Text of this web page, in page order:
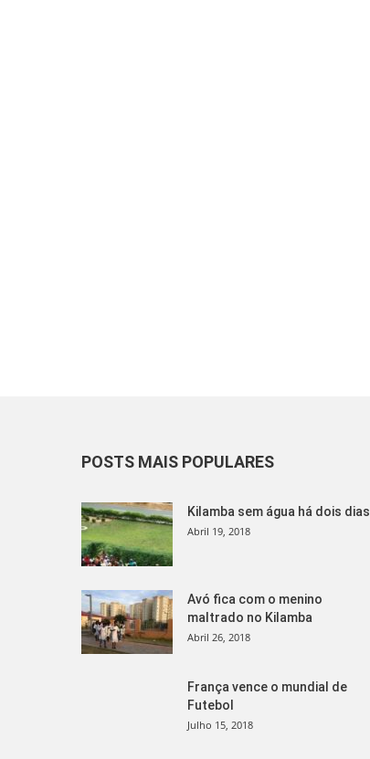
POSTS MAIS POPULARES
Kilamba sem água há dois dias
Abril 19, 2018
Avó fica com o menino
maltrado no Kilamba
Abril 26, 2018
França vence o mundial de
Futebol
Julho 15, 2018